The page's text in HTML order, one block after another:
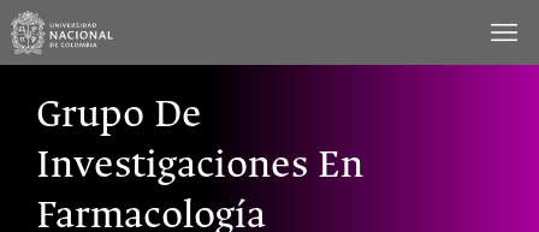
Saltar
contenido
Grupo De
Investigaciones En
Farmacología